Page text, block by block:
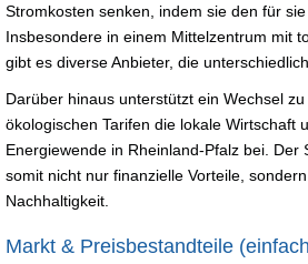
Stromkosten senken, indem sie den für sie
Insbesondere in einem Mittelzentrum mit
gibt es diverse Anbieter, die
Darüber hinaus unterstützt ein Wechsel
ökologischen Tarifen die lokale Wirtschaft
Energiewende in Rheinland-Pfalz bei. Der
somit nicht nur finanzielle Vorteile,
Nachhaltigkeit.
Markt & Preisbestandteile